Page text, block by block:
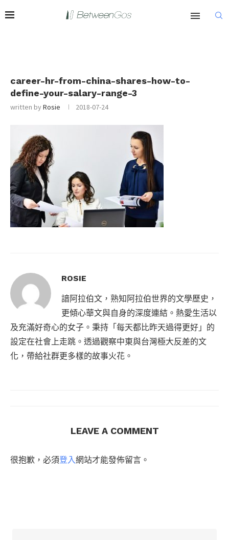
career-hr-from-china-shares-how-to-
define-your-salary-range-3
written byRosie 2018-07-24
ROSIE
諳阿拉伯文，熟知阿拉伯世界的文學歷史，
更傾心華文與自身的深度連結。熱愛生活以
及充滿好奇心的女子。秉持「每天都比昨天過得更好」的
設定在社會上走跳。透過觀察中東與台灣極大反差的文
化，帶給社群更多樣的故事火花。
LEAVE A COMMENT
很抱歉，必須登入網站才能發佈留言。